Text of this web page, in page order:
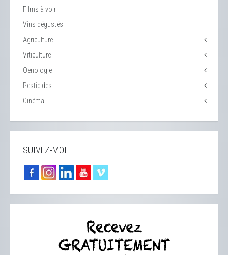
Films à voir
Vins dégustés
Agriculture
Viticulture
Oenologie
Pesticides
Cinéma
SUIVEZ-MOI